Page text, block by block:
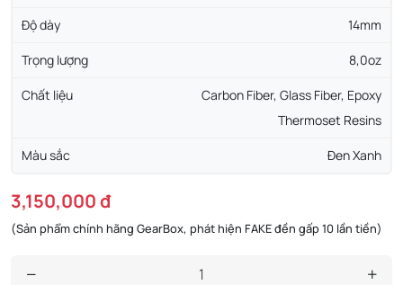
Độ dày 14mm
Trọng lượng 8,0oz
Chất liệu
Carbon Fiber, Glass Fiber, Epoxy
Thermoset Resins
Màu sắc Đen Xanh
3,150,000 đ
(Sản phẩm chính hãng GearBox, phát hiện FAKE đền gấp 10 lần tiền)